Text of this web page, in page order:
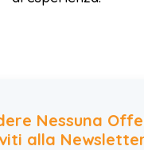
Nessuna
alla